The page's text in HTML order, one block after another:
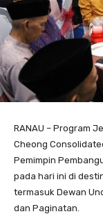
RANAU – Program
Cheong
Pemimpin
pada hari ini di
termasuk Dewan
dan Paginatan.